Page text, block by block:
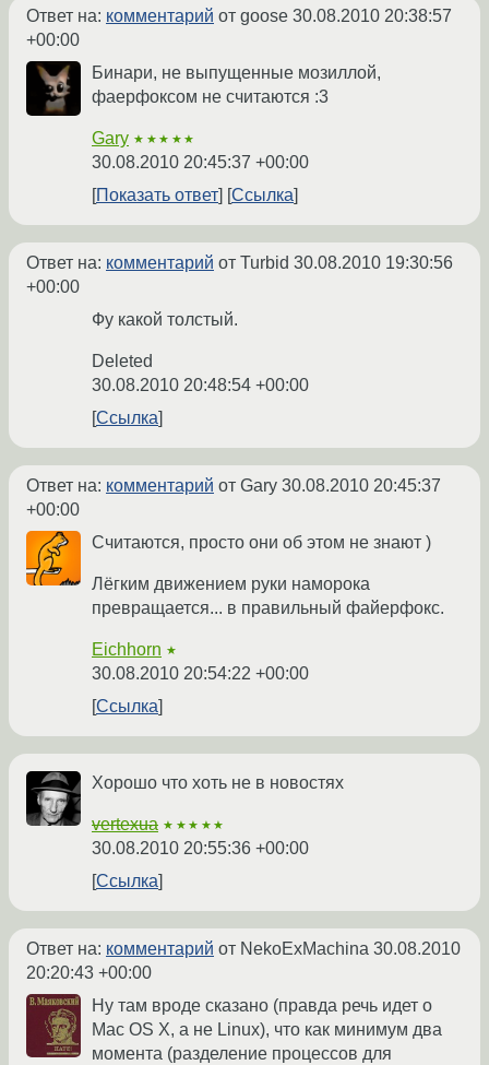
Ответ на: комментарий от goose 30.08.2010 20:38:57
+00:00
Бинари, не выпущенные мозиллой,
фаерфоксом не считаются :3
Gary ★★★★★
30.08.2010 20:45:37 +00:00
Показать ответ
Ссылка
Ответ на: комментарий от Turbid 30.08.2010 19:30:56
+00:00
Фу какой толстый.
Deleted
30.08.2010 20:48:54 +00:00
Ссылка
Ответ на: комментарий от Gary 30.08.2010 20:45:37
+00:00
Считаются, просто они об этом не знают )
Лёгким движением руки наморока
превращается... в правильный файерфокс.
Eichhorn ★
30.08.2010 20:54:22 +00:00
Ссылка
Хорошо что хоть не в новостях
vertexua ★★★★★
30.08.2010 20:55:36 +00:00
Ссылка
Ответ на: комментарий от NekoExMachina 30.08.2010
20:20:43 +00:00
Ну там вроде сказано (правда речь идет о
Mac OS X, а не Linux), что как минимум два
момента (разделение процессов для